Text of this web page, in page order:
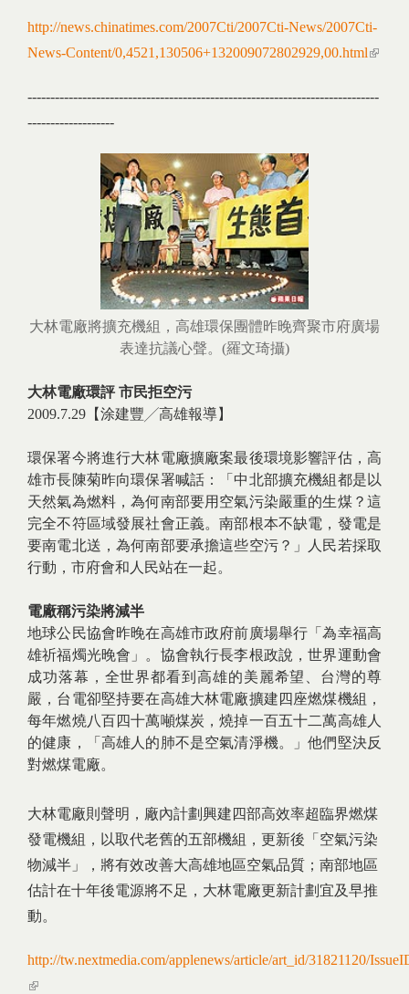
http://news.chinatimes.com/2007Cti/2007Cti-News/2007Cti-
News-Content/0,4521,130506+132009072802929,00.html(link
-----------------------------------------------------------------------------
-------------------
大林電廠將擴充機組，高雄環保團體昨晚齊聚市府廣場
表達抗議心聲。(羅文琦攝)
大林電廠環評 市民拒空污
2009.7.29【涂建豐╱高雄報導】
環保署今將進行大林電廠擴廠案最後環境影響評估，高
雄市長陳菊昨向環保署喊話：「中北部擴充機組都是以
天然氣為燃料，為何南部要用空氣污染嚴重的生煤？這
完全不符區域發展社會正義。南部根本不缺電，發電是
要南電北送，為何南部要承擔這些空污？」人民若採取
行動，市府會和人民站在一起。
電廠稱污染將減半
地球公民協會昨晚在高雄市政府前廣場舉行「為幸福高
雄祈福燭光晚會」。協會執行長李根政說，世界運動會
成功落幕，全世界都看到高雄的美麗希望、台灣的尊
嚴，台電卻堅持要在高雄大林電廠擴建四座燃煤機組，
每年燃燒八百四十萬噸煤炭，燒掉一百五十二萬高雄人
的健康，「高雄人的肺不是空氣清淨機。」他們堅決反
對燃煤電廠。
大林電廠則聲明，廠內計劃興建四部高效率超臨界燃煤
發電機組，以取代老舊的五部機組，更新後「空氣污染
物減半」，將有效改善大高雄地區空氣品質；南部地區
估計在十年後電源將不足，大林電廠更新計劃宜及早推
動。
http://tw.nextmedia.com/applenews/article/art_id/31821120/
(link is external)